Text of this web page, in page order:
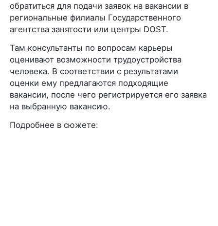
обратиться для подачи заявок на вакансии в
региональные филиалы Государственного
агентства занятости или центры DOST.
Там консультанты по вопросам карьеры
оценивают возможности трудоустройства
человека. В соответствии с результатами
оценки ему предлагаются подходящие
вакансии, после чего регистрируется его заявка
на выбранную вакансию.
Подробнее в сюжете: